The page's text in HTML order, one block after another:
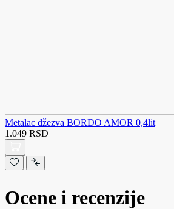
Metalac džezva BORDO AMOR 0,4lit
1.049 RSD
Ocene i recenzije